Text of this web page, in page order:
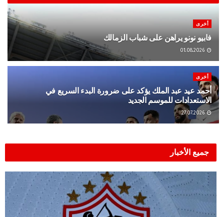
جميع الأخبار
أخرى
فابيو نونو يراهن على شباب الزمالك
أخرى
أحمد عيد عبد الملك يؤكد على ضرورة البدء السريع في
الاستعدادات للموسم الجديد
27.07.2026